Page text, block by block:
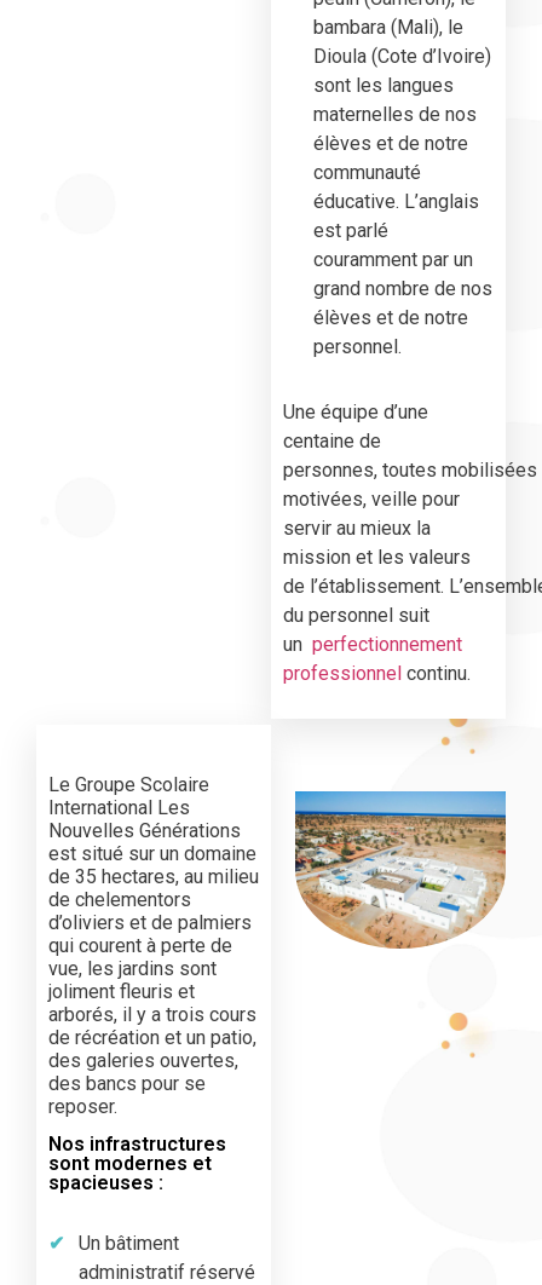
bambara (Mali), le
Dioula (Cote d’Ivoire)
sont les langues
maternelles de nos
élèves et de notre
communauté
éducative. L’anglais
est parlé
couramment par un
grand nombre de nos
élèves et de notre
personnel.
Une équipe d’une
centaine de
personnes, toutes mobilisées
motivées, veille pour
servir au mieux la
mission et les valeurs
de l’établissement.
du personnel suit
un perfectionnement
professionnel continu.
Le Groupe Scolaire
International Les
Nouvelles Générations
est situé sur un domaine
de 35 hectares, au milieu
de chelementors
d’oliviers et de palmiers
qui courent à perte de
vue, les jardins sont
joliment fleuris et
arborés, il y a trois cours
de récréation et un patio,
des galeries ouvertes,
des bancs pour se
reposer.
Nos infrastructures
sont modernes et
spacieuses :
Un bâtiment
administratif réservé